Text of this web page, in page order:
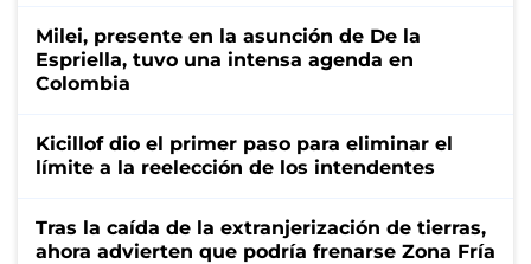
Milei, presente en la asunción de De la
Espriella, tuvo una intensa agenda en
Colombia
Kicillof dio el primer paso para eliminar el
límite a la reelección de los intendentes
Tras la caída de la extranjerización de tierras,
ahora advierten que podría frenarse Zona Fría